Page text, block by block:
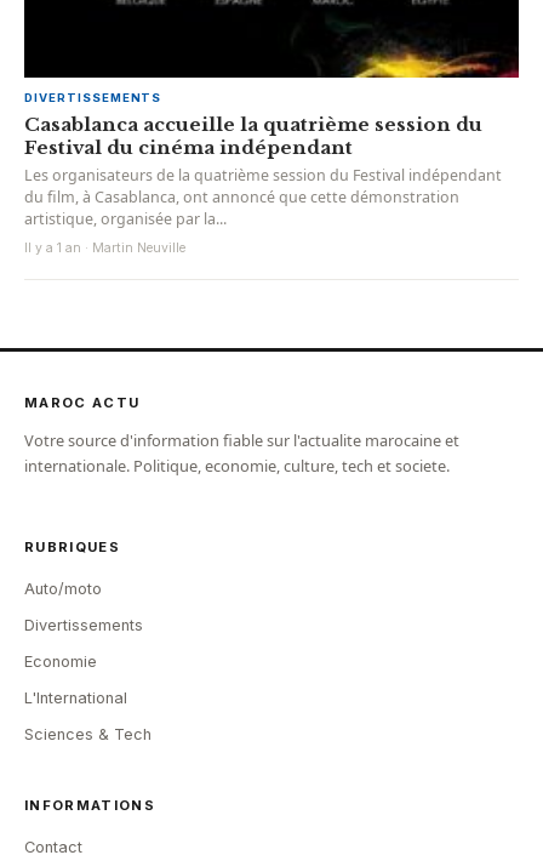
DIVERTISSEMENTS
Casablanca accueille la quatrième session du
Festival du cinéma indépendant
Les organisateurs de la quatrième session du Festival indépendant
du film, à Casablanca, ont annoncé que cette démonstration
artistique, organisée par la...
Il y a 1 an · Martin Neuville
MAROC ACTU
Votre source d'information fiable sur l'actualite marocaine et
internationale. Politique, economie, culture, tech et societe.
RUBRIQUES
Auto/moto
Divertissements
Economie
L'International
Sciences & Tech
INFORMATIONS
Contact